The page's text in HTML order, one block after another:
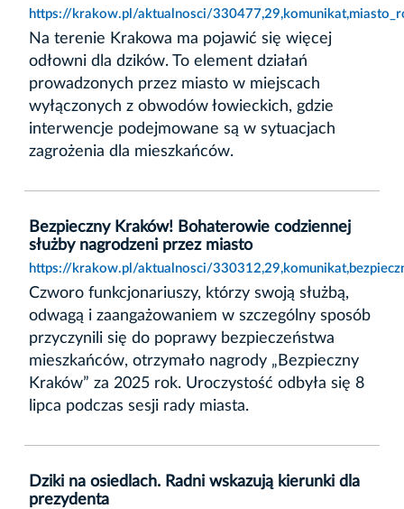
https://krakow.pl/aktualnosci/
Na terenie Krakowa ma pojawić się więcej
odłowni dla dzików. To element działań
prowadzonych przez miasto w miejscach
wyłączonych z obwodów łowieckich, gdzie
interwencje podejmowane są w sytuacjach
zagrożenia dla mieszkańców.
Bezpieczny Kraków! Bohaterowie codziennej
służby nagrodzeni przez miasto
https://krakow.pl/aktualnosci/
Czworo funkcjonariuszy, którzy swoją służbą,
odwagą i zaangażowaniem w szczególny sposób
przyczynili się do poprawy bezpieczeństwa
mieszkańców, otrzymało nagrody „Bezpieczny
Kraków” za 2025 rok. Uroczystość odbyła się 8
lipca podczas sesji rady miasta.
Dziki na osiedlach. Radni wskazują kierunki dla
prezydenta